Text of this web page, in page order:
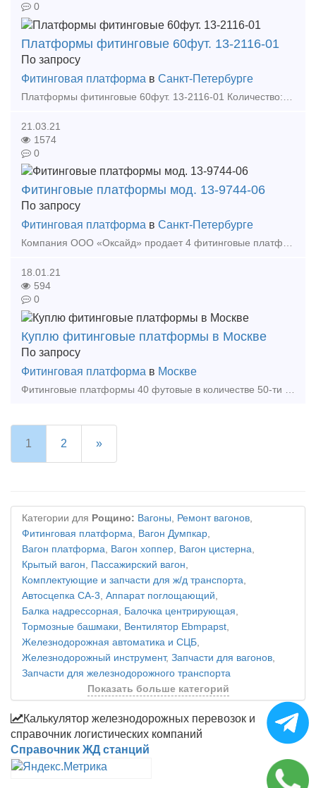
0
Платформы фитинговые 60фут. 13-2116-01
По запросу
Фитинговая платформа в Санкт-Петербурге
21.03.21
1574
0
Фитинговые платформы мод. 13-9744-06
По запросу
Фитинговая платформа в Санкт-Петербурге
Компания ООО «Оксайд» продает 4 фитинговые платформы мод. 13-9744-06 (Трансмашхолдинг, завод г. Энгельс), декабрь 2020 года постройки, без пробега, возможна комплектация танками-контейнерами ц
18.01.21
594
0
Куплю фитинговые платформы в Москве
По запросу
Фитинговая платформа в Москве
Фитинговые платформы 40 футовые в количестве 50-ти штук Тип предложения: требуется продукция
1 2 »
Категории для Рощино: Вагоны, Ремонт вагонов,
Фитинговая платформа, Вагон Думпкар,
Вагон платформа, Вагон хоппер, Вагон цистерна,
Крытый вагон, Пассажирский вагон,
Комплектующие и запчасти для ж/д транспорта,
Автосцепка СА-3, Аппарат поглощающий,
Балка надрессорная, Балочка центрирующая,
Тормозные башмаки, Вентилятор Ebmpapst,
Железнодорожная автоматика и СЦБ,
Железнодорожный инструмент, Запчасти для вагонов,
Запчасти для железнодорожного транспорта
Показать больше категорий
Калькулятор железнодорожных перевозок и
справочник логистических компаний
Справочник ЖД станций